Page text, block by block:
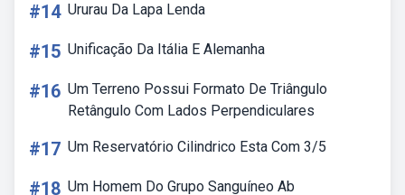
#14 Ururau Da Lapa Lenda
#15 Unificação Da Itália E Alemanha
#16 Um Terreno Possui Formato De Triângulo
Retângulo Com Lados Perpendiculares
#17 Um Reservatório Cilindrico Esta Com 3/5
#18 Um Homem Do Grupo Sanguíneo Ab